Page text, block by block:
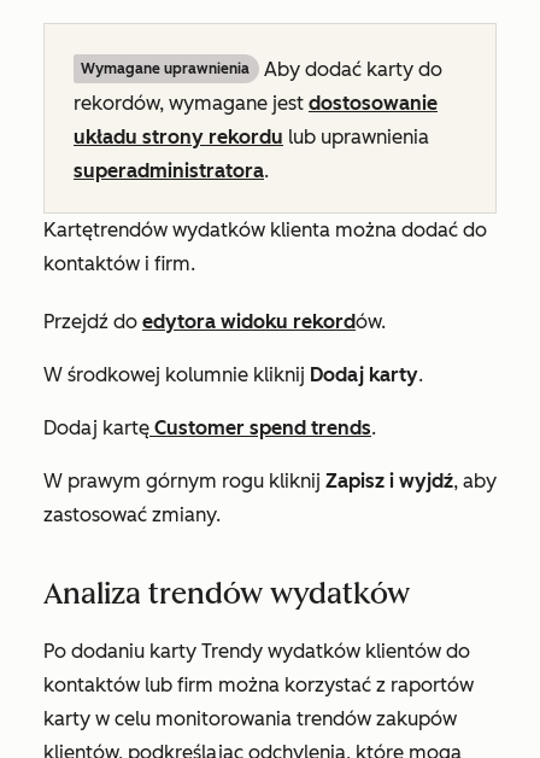
Wymagane uprawnienia
Aby dodać karty do
rekordów, wymagane jest dostosowanie
układu strony rekordu lub uprawnienia
superadministratora.
Kartętrendów wydatków klienta można dodać do
kontaktów i firm.
Przejdź do edytora widoku rekordów.
W środkowej kolumnie kliknij Dodaj karty.
Dodaj kartę Customer spend trends.
W prawym górnym rogu kliknij Zapisz i wyjdź, aby
zastosować zmiany.
Analiza trendów wydatków
Po dodaniu karty Trendy wydatków klientów do
kontaktów lub firm można korzystać z raportów
karty w celu monitorowania trendów zakupów
klientów, podkreślając odchylenia, które mogą